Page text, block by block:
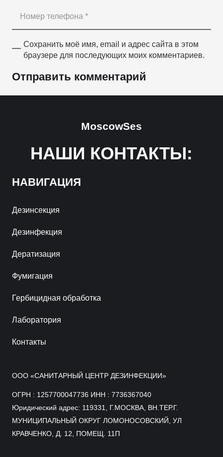
Сохранить моё имя, email и адрес сайта в этом
браузере для последующих моих комментариев.
Отправить комментарий
НАШИ КОНТАКТЫ:
MoscowSes
НАВИГАЦИЯ
Дезинсекция
Дезинфекция
Дератизация
Фумигация
Гербицидная обработка
Лаборатория
Контакты
ООО «САНИТАРНЫЙ ЦЕНТР ДЕЗИНФЕКЦИИ»
ОГРН : 1257700047736 ИНН : 7736367040
Юридический адрес: 119331, Г.МОСКВА, ВН.ТЕР.Г.
МУНИЦИПАЛЬНЫЙ ОКРУГ ЛОМОНОСОВСКИЙ, УЛ
КРАВЧЕНКО, Д. 12, ПОМЕЩ. 11П